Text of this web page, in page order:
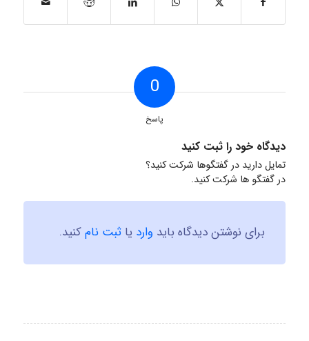
0
پاسخ
دیدگاه خود را ثبت کنید
تمایل دارید در گفتگوها شرکت کنید؟
در گفتگو ها شرکت کنید.
برای نوشتن دیدگاه باید وارد یا ثبت نامکنید.